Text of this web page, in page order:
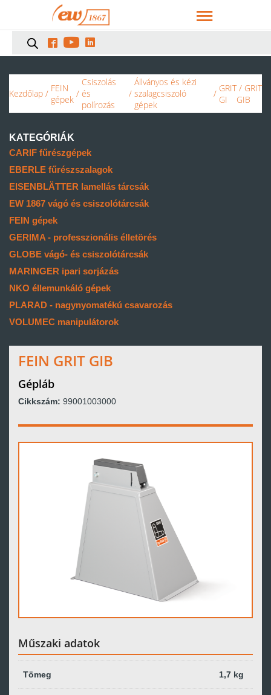
  
Kezdőlap / FEIN
gépek /
Csiszolás
és
polírozás
/
Állványos és kézi
szalagcsiszoló
gépek
/ GRIT
GI
/ GRIT
GIB
KATEGÓRIÁK
CARIF fűrészgépek
EBERLE fűrészszalagok
EISENBLÄTTER lamellás tárcsák
EW 1867 vágó és csiszolótárcsák
FEIN gépek
GERIMA - professzionális élletörés
GLOBE vágó- és csiszolótárcsák
MARINGER ipari sorjázás
NKO éllemunkáló gépek
PLARAD - nagynyomatékú csavarozás
VOLUMEC manipulátorok
FEIN GRIT GIB
Gépláb
Cikkszám: 99001003000
Műszaki adatok
Tömeg 1,7 kg